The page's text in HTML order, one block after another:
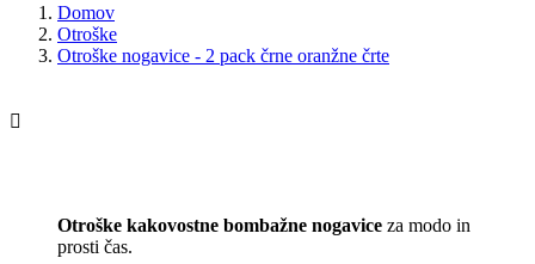
Domov
Otroške
Otroške nogavice - 2 pack črne oranžne črte

Otroške kakovostne bombažne nogavice za modo in
prosti čas.